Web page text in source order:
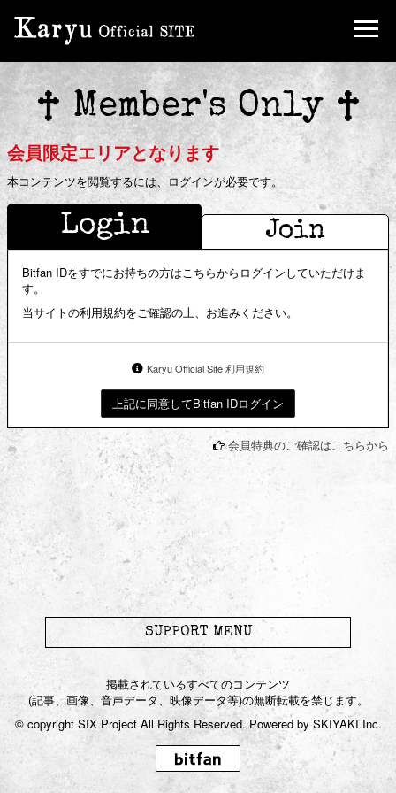
Birthday Mail
Ticket
FC Limited Goods
JOIN LOGIN
to Karyu
Blog
Gallery
Movie
Live / Radio
Streaming
Chat Room
Member's Only
会員限定エリアとなります
本コンテンツを閲覧するには、ログインが必要です。
Login Join
Bitfan IDをすでにお持ちの方はこちらからログインしていただけま
す。
当サイトの利用規約をご確認の上、お進みください。
Karyu Official Site 利用規約
上記に同意してBitfan IDログイン
会員特典のご確認はこちらから
SUPPORT MENU
掲載されているすべてのコンテンツ
(記事、画像、音声データ、映像データ等)の無断転載を禁じます。
© copyright SIX Project All Rights Reserved. Powered bySKIYAKI Inc.